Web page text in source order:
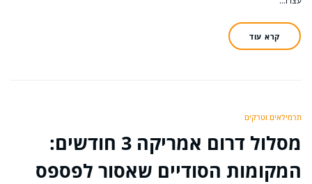
קרא עוד
תרמילאים וטרקים
מסלול דרום אמריקה 3 חודשים:
המקומות הסודיים שאסור לפספס